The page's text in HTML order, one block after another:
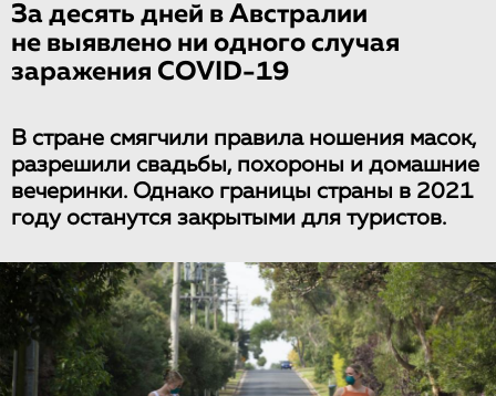
За десять дней в Австралии
не выявлено ни одного случая
заражения COVID-19
В стране смягчили правила ношения масок,
разрешили свадьбы, похороны и домашние
вечеринки. Однако границы страны в 2021
году останутся закрытыми для туристов.